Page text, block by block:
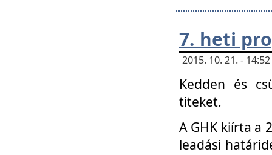
7. heti
2015. 10. 21. -
Kedden és
titeket.
A GHK kiírta a
leadási